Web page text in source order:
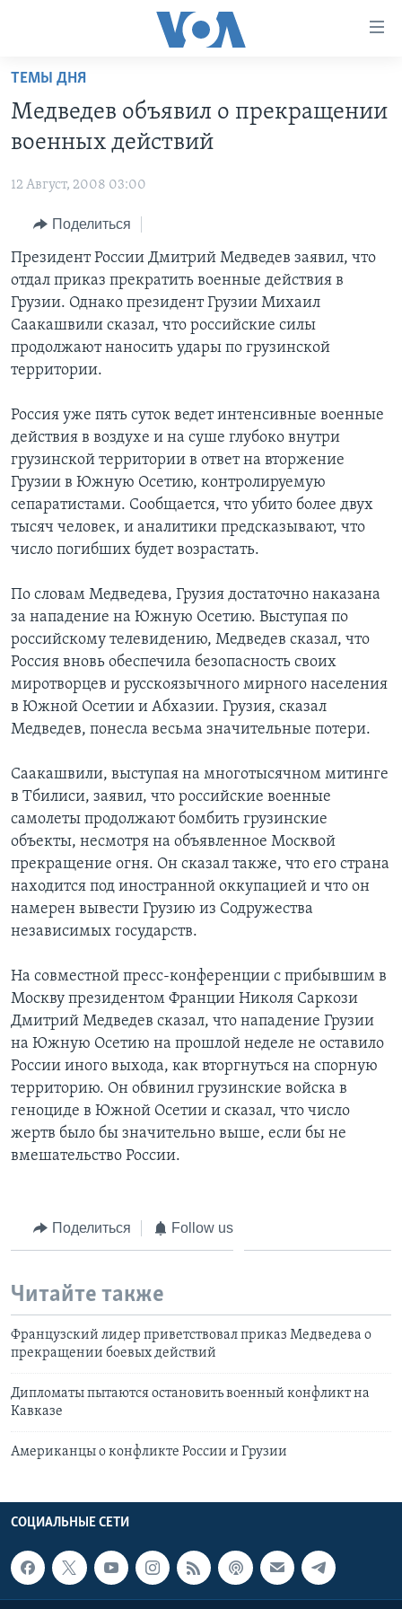
Перейти
основной
контент
навигации
Перейти
поиск
ПРОГРАММЫ
НОВОСТИ ЗА МИНУТУ
ИТОГИ
ПОЧЕМУ ЭТО ВАЖНО?
ДИСКУССИЯ VOA
ДЕТАЛИ
НЬЮ-ЙОРК NEW YORK
УЧИМ АНГЛИЙСКИЙ
НАША АМЕРИКАНСКАЯ ИСТОРИЯ
А КАК В АМЕРИКЕ?
АРТЕФАКТЫ
АМЕРИКАНСКИЕ ГОРОДКИ
ТЕСТЫ
ЭКСПЕРТИЗА
ИНТЕРВЬЮ
ФАКТЫ ПРОТИВ ФЕЙКОВ
ЗА СВОБОДУ ПРЕССЫ
УЧИМ АНГЛИЙСКИЙ
ВИДЕО
Learning English
СОЦИАЛЬНЫЕ СЕТИ
ТЕМЫ ДНЯ
Медведев объявил о прекращении
военных действий
12 Август, 2008 03:00
Поделиться
Президент России Дмитрий Медведев заявил, что
отдал приказ прекратить военные действия в
Грузии. Однако президент Грузии Михаил
Саакашвили сказал, что российские силы
продолжают наносить удары по грузинской
территории.
Россия уже пять суток ведет интенсивные военные
действия в воздухе и на суше глубоко внутри
грузинской территории в ответ на вторжение
Грузии в Южную Осетию, контролируемую
сепаратистами. Сообщается, что убито более двух
тысяч человек, и аналитики предсказывают, что
число погибших будет возрастать.
По словам Медведева, Грузия достаточно наказана
за нападение на Южную Осетию. Выступая по
российскому телевидению, Медведев сказал, что
Россия вновь обеспечила безопасность своих
миротворцев и русскоязычного мирного населения
в Южной Осетии и Абхазии. Грузия, сказал
Медведев, понесла весьма значительные потери.
Саакашвили, выступая на многотысячном митинге
в Тбилиси, заявил, что российские военные
самолеты продолжают бомбить грузинские
объекты, несмотря на объявленное Москвой
прекращение огня. Он сказал также, что его страна
находится под иностранной оккупацией и что он
намерен вывести Грузию из Содружества
независимых государств.
На совместной пресс-конференции с прибывшим в
Москву президентом Франции Николя Саркози
Дмитрий Медведев сказал, что нападение Грузии
на Южную Осетию на прошлой неделе не оставило
России иного выхода, как вторгнуться на спорную
территорию. Он обвинил грузинские войска в
геноциде в Южной Осетии и сказал, что число
жертв было бы значительно выше, если бы не
вмешательство России.
Поделиться Follow us
Читайте также
Французский лидер приветствовал приказ Медведева о
прекращении боевых действий
Дипломаты пытаются остановить военный конфликт на
Кавказе
Американцы о конфликте России и Грузии
СОЦИАЛЬНЫЕ СЕТИ